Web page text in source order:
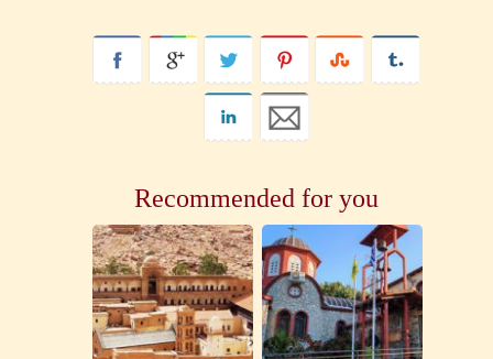
Recommended for you